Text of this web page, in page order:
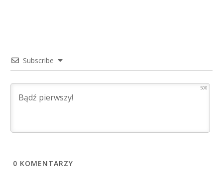
Subscribe
500
0 KOMENTARZY